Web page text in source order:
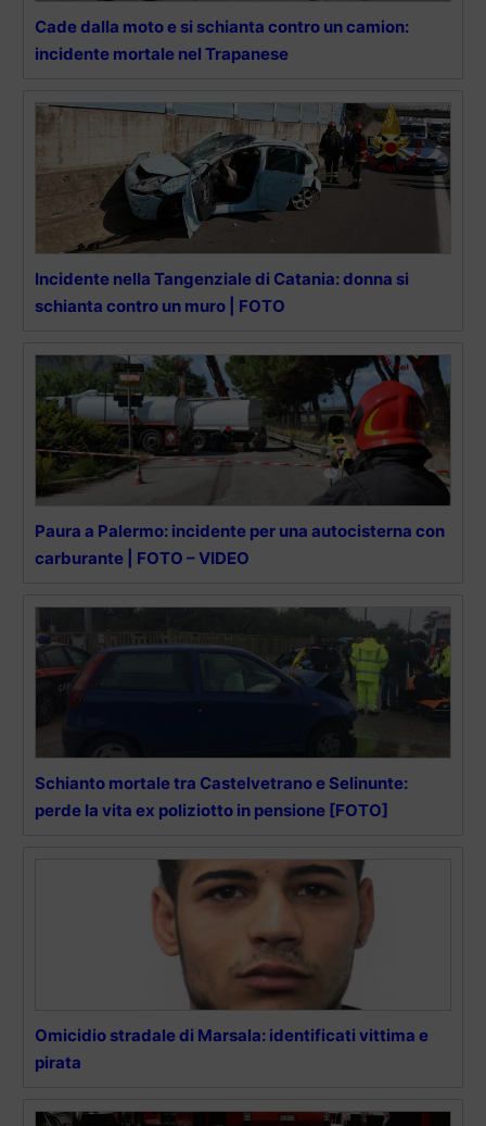
Cade dalla moto e si schianta contro un camion:
incidente mortale nel Trapanese
Incidente nella Tangenziale di Catania: donna si
schianta contro un muro | FOTO
Paura a Palermo: incidente per una autocisterna con
carburante | FOTO – VIDEO
Schianto mortale tra Castelvetrano e Selinunte:
perde la vita ex poliziotto in pensione [FOTO]
Omicidio stradale di Marsala: identificati vittima e
pirata